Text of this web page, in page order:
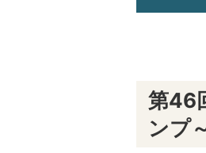
第46
ンプ